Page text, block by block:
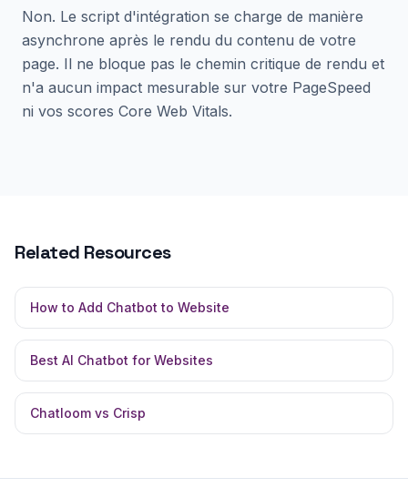
Non. Le script d'intégration se charge de manière
asynchrone après le rendu du contenu de votre
page. Il ne bloque pas le chemin critique de rendu et
n'a aucun impact mesurable sur votre PageSpeed
ni vos scores Core Web Vitals.
Related Resources
How to Add Chatbot to Website
Best AI Chatbot for Websites
Chatloom vs Crisp